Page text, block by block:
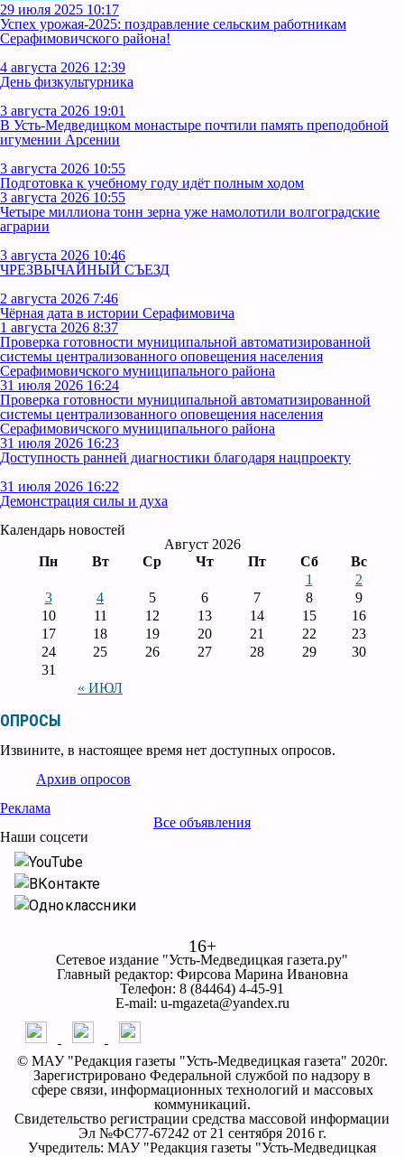
29 июля 2025 10:17
Успех урожая-2025: поздравление сельским работникам
Серафимовичского района!
4 августа 2026 12:39
День физкультурника
3 августа 2026 19:01
В Усть‑Медведицком монастыре почтили память преподобной
игумении Арсении
3 августа 2026 10:55
Подготовка к учебному году идёт полным ходом
3 августа 2026 10:55
Четыре миллиона тонн зерна уже намолотили волгоградские
аграрии
3 августа 2026 10:46
ЧРЕЗВЫЧАЙНЫЙ СЪЕЗД
2 августа 2026 7:46
Чёрная дата в истории Серафимовича
1 августа 2026 8:37
Проверка готовности муниципальной автоматизированной
системы централизованного оповещения населения
Серафимовичского муниципального района
31 июля 2026 16:24
Проверка готовности муниципальной автоматизированной
системы централизованного оповещения населения
Серафимовичского муниципального района
31 июля 2026 16:23
Доступность ранней диагностики благодаря нацпроекту
31 июля 2026 16:22
Демонстрация силы и духа
Календарь новостей
Август 2026
Пн
Вт Ср Чт Пт Сб Вс
« ИЮЛ
1
2
3
4 5 6 7 8
9
10
11 12 13 14 15
16
17
18 19 20 21 22
23
24
25 26 27 28 29
30
31
ОПРОСЫ
Извините, в настоящее время нет доступных опросов.
Архив опросов
Реклама
Все объявления
Наши соцсети
YouTube
ВКонтакте
Одноклассники
16+
Сетевое издание "Усть-Медведицкая газета.ру"
Главный редактор: Фирсова Марина Ивановна
Телефон: 8 (84464) 4-45-91
E-mail: u-mgazeta@yandex.ru
© МАУ "Редакция газеты "Усть-Медведицкая газета" 2020г.
Зарегистрировано Федеральной службой по надзору в
сфере связи, информационных технологий и массовых
коммуникаций.
Свидетельство регистрации средства массовой информации
Эл №ФС77-67242 от 21 сентября 2016 г.
Учредитель: МАУ "Редакция газеты "Усть-Медведицкая